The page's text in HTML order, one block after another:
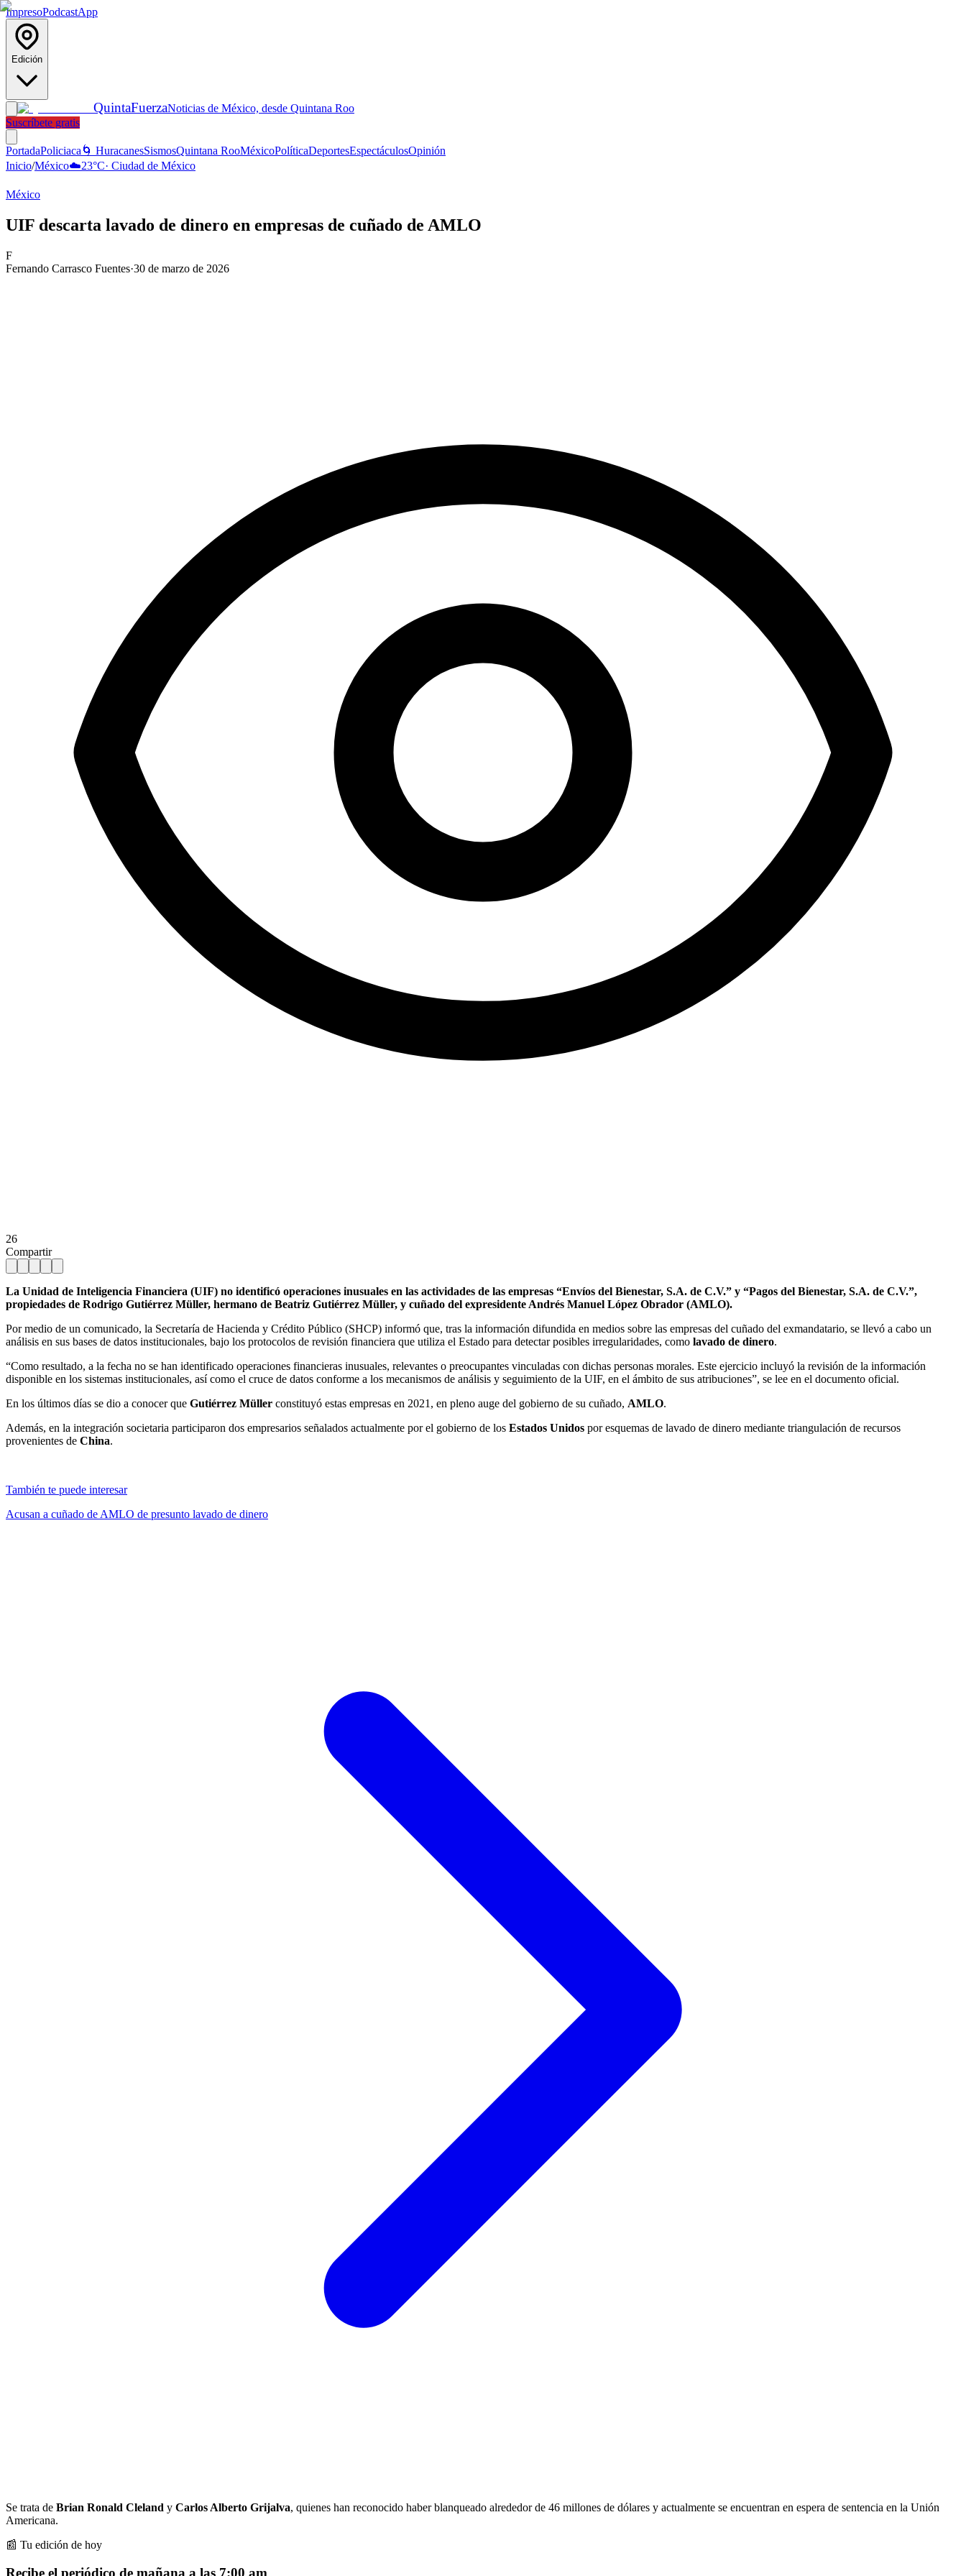
ImpresoPodcastApp
Edición
QuintaFuerzaNoticias de México, desde Quintana Roo
Suscríbete gratis
PortadaPoliciaca 🌀 HuracanesSismosQuintana RooMéxicoPolíticaDeportesEspectáculosOpinión
Inicio/México☁️23°C· Ciudad de México
México
UIF descarta lavado de dinero en empresas de cuñado de AMLO
F
Fernando Carrasco Fuentes·30 de marzo de 2026
26
Compartir
La Unidad de Inteligencia Financiera (UIF) no identificó operaciones inusuales en las actividades de las empresas “Envíos del Bienestar, S.A. de C.V.” y “Pagos del Bienestar, S.A. de C.V.”,
propiedades de Rodrigo Gutiérrez Müller, hermano de Beatriz Gutiérrez Müller, y cuñado del expresidente Andrés Manuel López Obrador (AMLO).
Por medio de un comunicado, la Secretaría de Hacienda y Crédito Público (SHCP) informó que, tras la información difundida en medios sobre las empresas del cuñado del exmandatario, se llevó a cabo un
análisis en sus bases de datos institucionales, bajo los protocolos de revisión financiera que utiliza el Estado para detectar posibles irregularidades, como lavado de dinero.
“Como resultado, a la fecha no se han identificado operaciones financieras inusuales, relevantes o preocupantes vinculadas con dichas personas morales. Este ejercicio incluyó la revisión de la información
disponible en los sistemas institucionales, así como el cruce de datos conforme a los mecanismos de análisis y seguimiento de la UIF, en el ámbito de sus atribuciones”, se lee en el documento oficial.
En los últimos días se dio a conocer que Gutiérrez Müller constituyó estas empresas en 2021, en pleno auge del gobierno de su cuñado, AMLO.
Además, en la integración societaria participaron dos empresarios señalados actualmente por el gobierno de los Estados Unidos por esquemas de lavado de dinero mediante triangulación de recursos
provenientes de China.
También te puede interesar
Acusan a cuñado de AMLO de presunto lavado de dinero
Se trata de Brian Ronald Cleland y Carlos Alberto Grijalva, quienes han reconocido haber blanqueado alrededor de 46 millones de dólares y actualmente se encuentran en espera de sentencia en la Unión
Americana.
📰 Tu edición de hoy
Recibe el periódico de mañana a las 7:00 am